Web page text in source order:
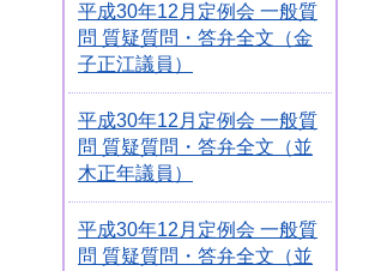
平成30年12月定例会 一般質
問 質疑質問・答弁全文（金
子正江議員）
平成30年12月定例会 一般質
問 質疑質問・答弁全文（並
木正年議員）
平成30年12月定例会 一般質
問 質疑質問・答弁全文（並